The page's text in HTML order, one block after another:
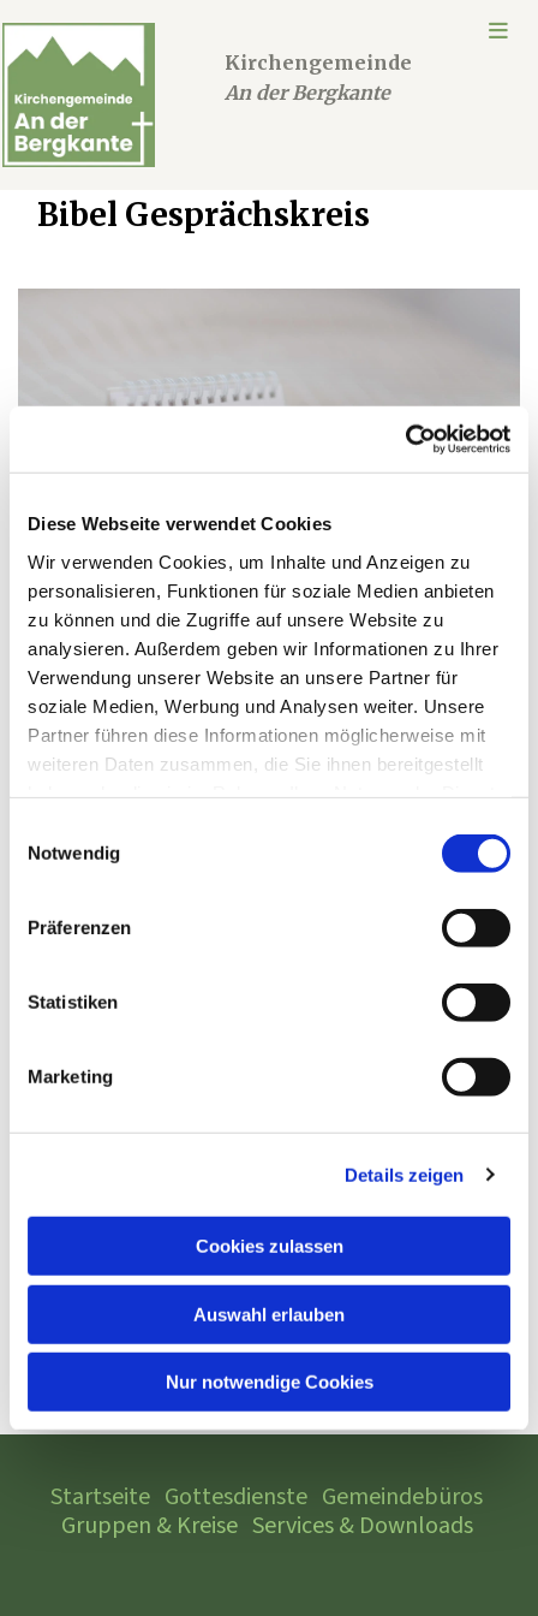
Diese Webseite verwendet Cookies
Wir verwenden Cookies, um Inhalte und Anzeigen zu
personalisieren, Funktionen für soziale Medien anbieten
zu können und die Zugriffe auf unsere Website zu
analysieren. Außerdem geben wir Informationen zu Ihrer
Verwendung unserer Website an unsere Partner für
soziale Medien, Werbung und Analysen weiter. Unsere
Partner führen diese Informationen möglicherweise mit
weiteren Daten zusammen, die Sie ihnen bereitgestellt
Notwendig
Präferenzen
Statistiken
Marketing
Details zeigen
Cookies zulassen
Auswahl erlauben
Nur notwendige Cookies
Kirchengemeinde
An der Bergkante
Bibel Gesprächskreis
Dienstag, 16. November 2027, 19:00
- 20:00 Uhr
Oeynhausen
Startseite Gottesdienste Gemeindebüros
Gruppen & Kreise Services & Downloads